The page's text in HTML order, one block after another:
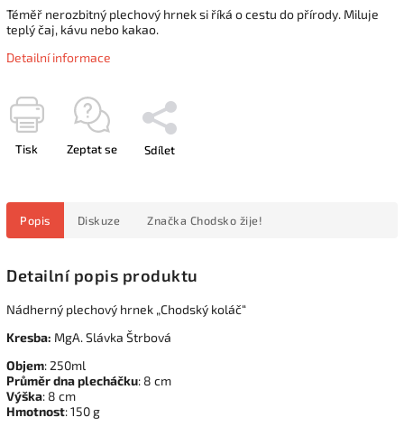
Téměř nerozbitný plechový hrnek si říká o cestu do přírody. Miluje
teplý čaj, kávu nebo kakao.
Detailní informace
Tisk Zeptat se Sdílet
Popis Diskuze Značka Chodsko žije!
Detailní popis produktu
Nádherný plechový hrnek „Chodský koláč“
Kresba: MgA. Slávka Štrbová
Objem: 250ml
Průměr dna plecháčku: 8 cm
Výška: 8 cm
Hmotnost: 150 g